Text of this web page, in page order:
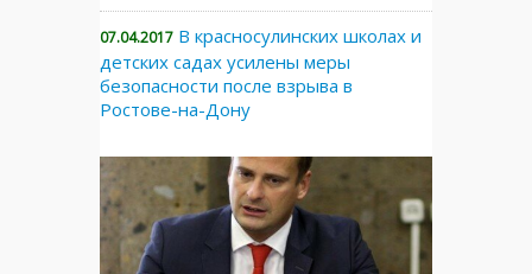
07.04.2017 В красносулинских школах и
детских садах усилены меры
безопасности после взрыва в
Ростове-на-Дону